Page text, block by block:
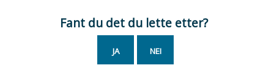
Fant du det du lette etter?
JA NEI